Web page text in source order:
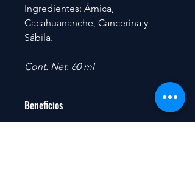
Ingredientes: Árnica,
Cacahuananche, Cancerina y
Sábila.
Cont. Net. 60 ml
Beneficios